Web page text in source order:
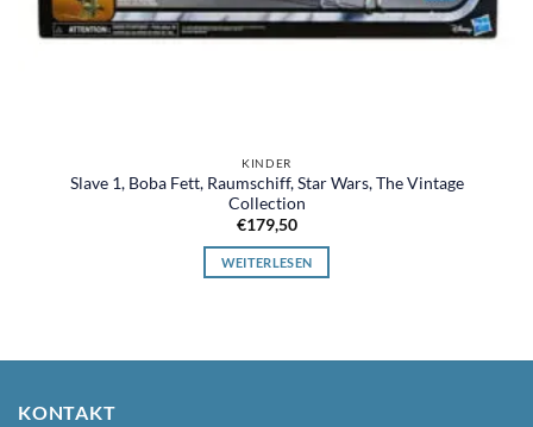
KINDER
Slave 1, Boba Fett, Raumschiff, Star Wars, The Vintage
Collection
€179,50
WEITERLESEN
KONTAKT